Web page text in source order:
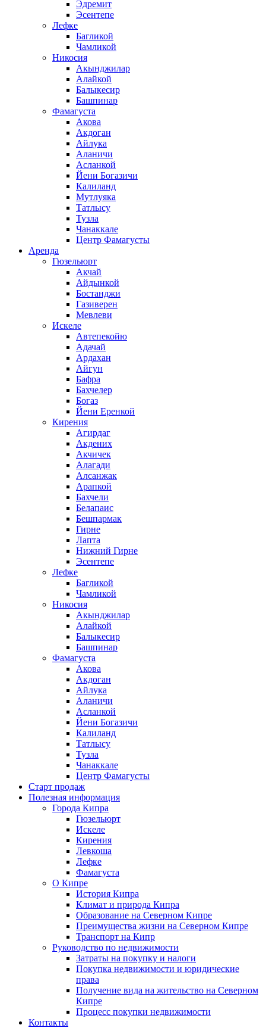
Эдремит
Эсентепе
Лефке
Багликой
Чамликой
Никосия
Акынджилар
Алайкой
Балыкесир
Башпинар
Фамагуста
Акова
Акдоган
Айлука
Аланичи
Асланкой
Йени Богазичи
Калиланд
Мутлуяка
Татлысу
Тузла
Чанаккале
Центр Фамагусты
Аренда
Гюзельюрт
Акчай
Айдынкой
Бостанджи
Газиверен
Мевлеви
Искеле
Автепекойю
Адачай
Ардахан
Айгун
Бафра
Бахчелер
Богаз
Йени Еренкой
Кирения
Агирдаг
Акдених
Акчичек
Алагади
Алсанжак
Арапкой
Бахчели
Белапаис
Бешпармак
Гирне
Лапта
Нижний Гирне
Эсентепе
Лефке
Багликой
Чамликой
Никосия
Акынджилар
Алайкой
Балыкесир
Башпинар
Фамагуста
Акова
Акдоган
Айлука
Аланичи
Асланкой
Йени Богазичи
Калиланд
Татлысу
Тузла
Чанаккале
Центр Фамагусты
Старт продаж
Полезная информация
Города Кипра
Гюзельюрт
Искеле
Кирения
Левкоша
Лефке
Фамагуста
О Кипре
История Кипра
Климат и природа Кипра
Образование на Северном Кипре
Преимущества жизни на Северном Кипре
Транспорт на Кипр
Руководство по недвижимости
Затраты на покупку и налоги
Покупка недвижимости и юридические
права
Получение вида на жительство на Северном
Кипре
Процесс покупки недвижимости
Контакты